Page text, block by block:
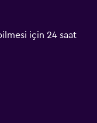
için 24 saat